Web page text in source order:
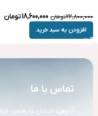
22,800,000تومان 18,600,000تومان
افزودن به سبد خرید
تماس با ما
رس: خیابان ولیعصر،